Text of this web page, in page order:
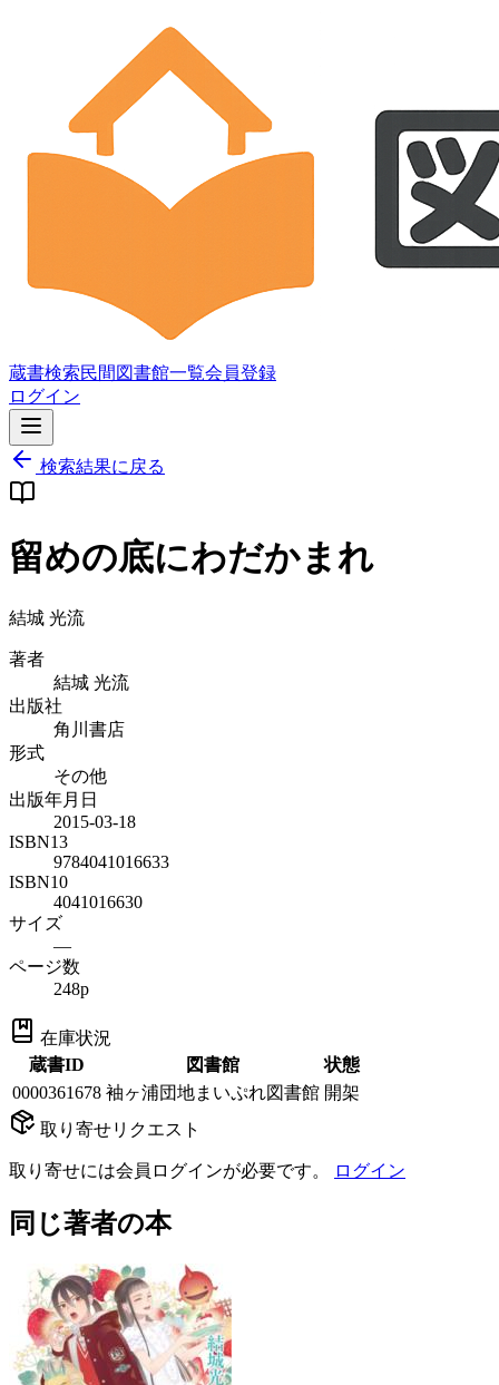
蔵書検索民間図書館一覧会員登録
ログイン
検索結果に戻る
留めの底にわだかまれ
結城 光流
著者
結城 光流
出版社
角川書店
形式
その他
出版年月日
2015-03-18
ISBN13
9784041016633
ISBN10
4041016630
サイズ
—
ページ数
248p
在庫状況
蔵書ID
図書館
状態
0000361678 袖ヶ浦団地まいぷれ図書館 開架
取り寄せリクエスト
取り寄せには会員ログインが必要です。 ログイン
同じ著者の本